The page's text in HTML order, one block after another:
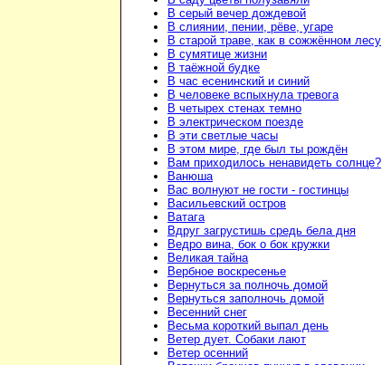
В серый вечер дождевой
В слиянии, пении, рёве, угаре
В старой траве, как в сожжённом лесу
В сумятице жизни
В таёжной будке
В час есенинский и синий
В человеке вспыхнула тревога
В четырех стенах темно
В электрическом поезде
В эти светлые часы
В этом мире, где был ты рождён
Вам приходилось ненавидеть солнце?
Ванюша
Вас волнуют не гости - гостинцы
Васильевский остров
Ватага
Вдруг загрустишь средь бела дня
Ведро вина, бок о бок кружки
Великая тайна
Вербное воскресенье
Вернуться за полночь домой
Вернуться заполночь домой
Весенний снег
Весьма короткий выпал день
Ветер дует. Собаки лают
Ветер осенний